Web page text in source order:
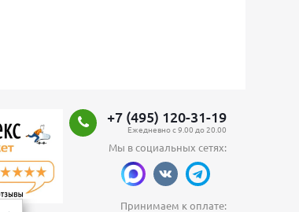
+7 (495) 120-31-19
Ежедневно с 9.00 до 20.00
Мы в социальных сетях:
Принимаем к оплате: